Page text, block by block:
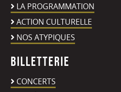
LA PROGRAMMATION
ACTION CULTURELLE
NOS ATYPIQUES
Billetterie
CONCERTS